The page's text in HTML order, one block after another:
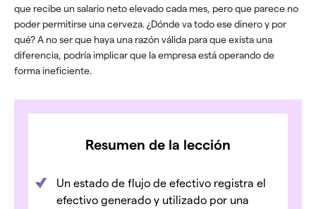
que recibe un salario neto elevado cada mes, pero que parece no
poder permitirse una cerveza. ¿Dónde va todo ese dinero y por
qué? A no ser que haya una razón válida para que exista una
diferencia, podría implicar que la empresa está operando de
forma ineficiente.
Resumen de la lección
Un estado de flujo de efectivo registra el
efectivo generado y utilizado por una